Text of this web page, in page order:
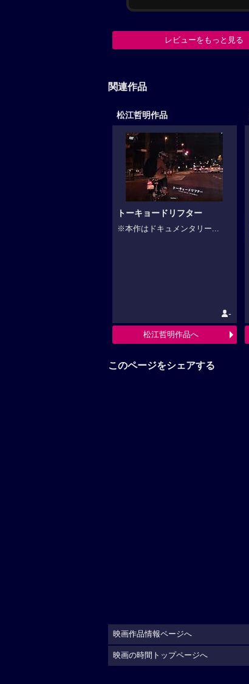
レビューをもっと見る
関連作品
松江哲明作品
トーキョードリフター
※本作はドキュメンタリー...
-
松江哲明作品へ
このページをシェアする
映画作品情報ページへ
映画の時間トップページへ